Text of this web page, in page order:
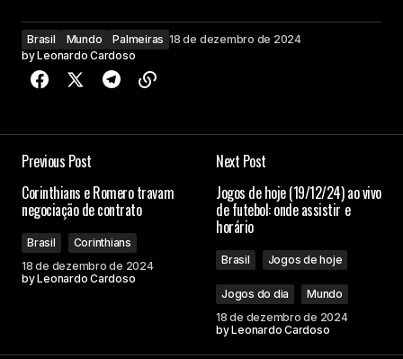
Brasil Mundo Palmeiras 18 de dezembro de 2024
byLeonardo Cardoso
Previous Post
Corinthians e Romero travam
negociação de contrato
Brasil
Corinthians
18 de dezembro de 2024
byLeonardo Cardoso
Next Post
Jogos de hoje (19/12/24) ao vivo
de futebol: onde assistir e
horário
Brasil Jogos de hoje
Jogos do dia
Mundo
18 de dezembro de 2024
byLeonardo Cardoso